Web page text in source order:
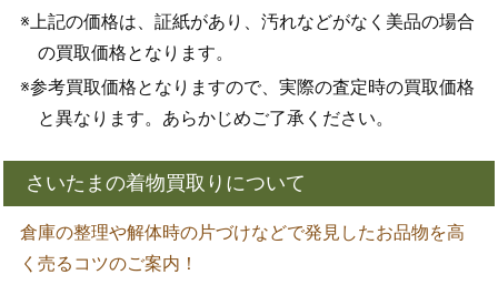
※上記の価格は、証紙があり、汚れなどがなく美品の場合
の買取価格となります。
※参考買取価格となりますので、実際の査定時の買取価格
と異なります。あらかじめご了承ください。
さいたまの着物買取りについて
倉庫の整理や解体時の片づけなどで発見したお品物を高
く売るコツのご案内！